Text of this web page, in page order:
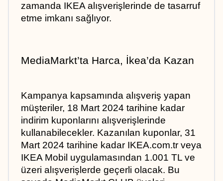
zamanda IKEA alışverişlerinde de tasarruf
etme imkanı sağlıyor.
MediaMarkt’ta Harca, İkea’da Kazan
Kampanya kapsamında alışveriş yapan
müşteriler, 18 Mart 2024 tarihine kadar
indirim kuponlarını alışverişlerinde
kullanabilecekler. Kazanılan kuponlar, 31
Mart 2024 tarihine kadar IKEA.com.tr veya
IKEA Mobil uygulamasından 1.001 TL ve
üzeri alışverişlerde geçerli olacak. Bu